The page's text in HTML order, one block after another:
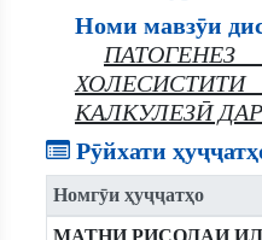
Номи мавзӯи
КАЛКУЛЕЗӢ
Рӯйхати
Номгӯи ҳуҷҷатҳо
МАТНИ РИСОЛАИ